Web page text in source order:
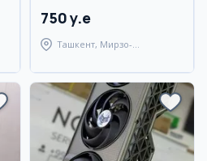
750 y.e
Ташкент, Мирзо-